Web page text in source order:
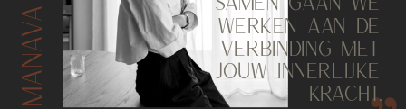
WERKEN AAN DE
VERBINDING MET
JOUW INNERLIJKE
KRACHT.